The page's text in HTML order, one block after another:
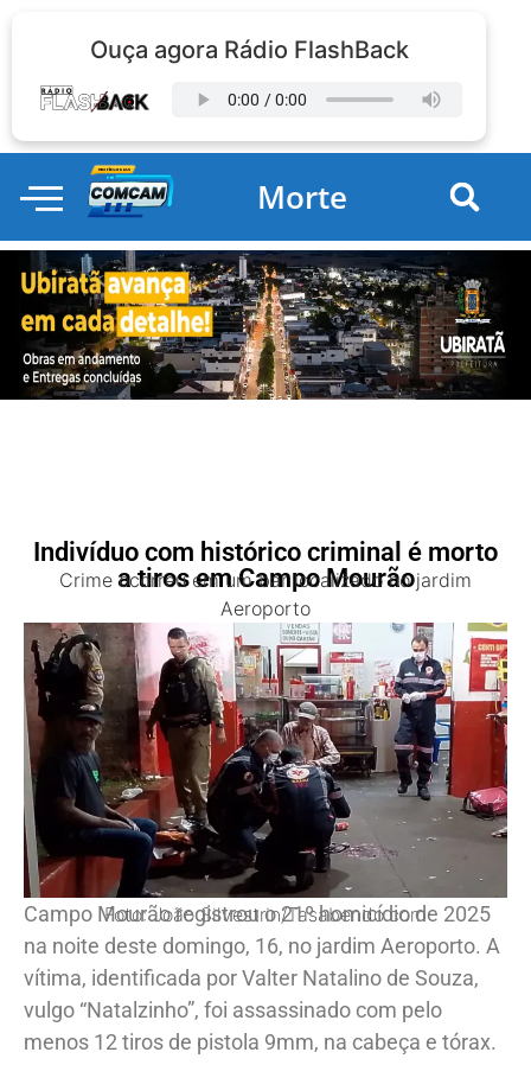
Ouça agora Rádio FlashBack
Morte
Indivíduo com histórico criminal é morto
a tiros em Campo Mourão
Crime ocorreu em um bar localizado no jardim
Aeroporto
Foto: João Silvestrin/Tasabendo.com
Campo Mourão registrou o 21º homicídio de 2025
na noite deste domingo, 16, no jardim Aeroporto. A
vítima, identificada por Valter Natalino de Souza,
vulgo “Natalzinho”, foi assassinado com pelo